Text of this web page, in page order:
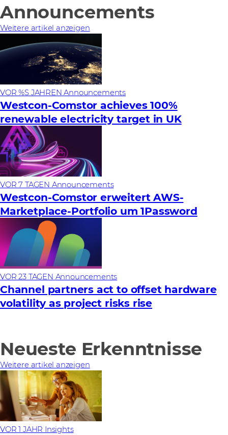
Announcements
Weitere artikel anzeigen
VOR %S JAHREN Announcements
Westcon-Comstor achieves 100%
renewable electricity target in UK
VOR 7 TAGEN Announcements
Westcon-Comstor erweitert AWS-
Marketplace-Portfolio um 1Password
VOR 23 TAGEN Announcements
Channel partners act to offset hardware
volatility as project risks rise
Neueste Erkenntnisse
Weitere artikel anzeigen
VOR 1 JAHR Insights